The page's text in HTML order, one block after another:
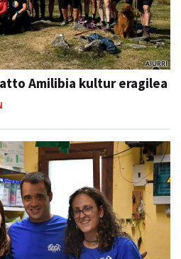
Amilibia kultur eragilea